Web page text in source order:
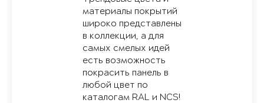
материалы покрытий
широко представлены
в коллекции, а для
самых смелых идей
есть возможность
покрасить панель в
любой цвет по
каталогам RAL и NCS!